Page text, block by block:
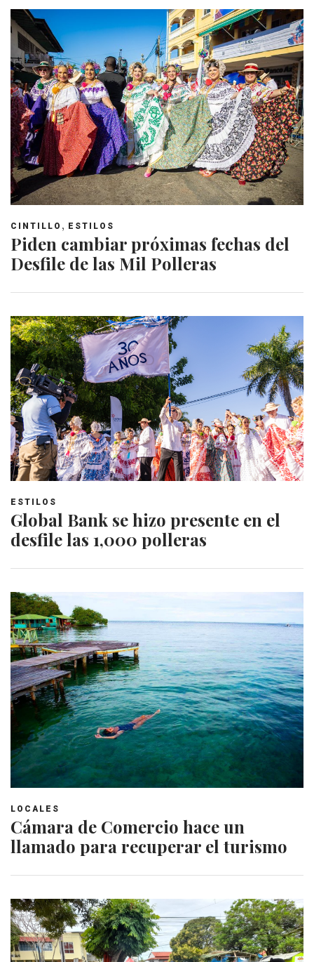
CINTILLO , ESTILOS
Piden cambiar próximas fechas del
Desfile de las Mil Polleras
ESTILOS
Global Bank se hizo presente en el
desfile las 1,000 polleras
LOCALES
Cámara de Comercio hace un
llamado para recuperar el turismo